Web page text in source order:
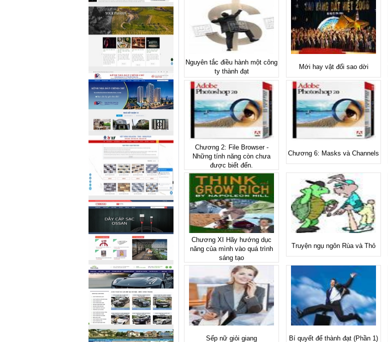
Nguyên tắc điều hành một công
ty thành đạt
Mới hay vật đổi sao dời
Chương 2: File Browser -
Những tính năng còn chưa
được biết đến.
Chương 6: Masks và Channels
Chương XI Hãy hướng dục
năng của mình vào quá trình
sáng tạo
Truyện ngụ ngôn Rùa và Thỏ
Sếp nữ giỏi giang Bí quyết để thành đạt (Phần 1)